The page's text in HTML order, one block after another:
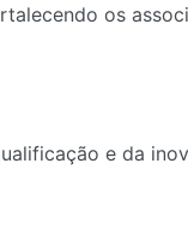
os
e da